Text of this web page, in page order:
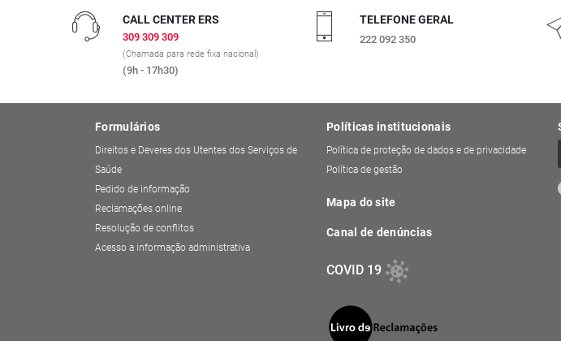
CALL CENTER ERS
309 309 309
(Chamada para rede fixa nacional)
(9h - 17h30)
TELEFONE GERAL
222 092 350
Formulários
Direitos e Deveres dos Utentes dos Serviços de
Saúde
Pedido de informação
Reclamações online
Resolução de conflitos
Acesso a informação administrativa
Políticas institucionais
Política de proteção de dados e de privacidade
Política de gestão
Mapa do site
Canal de denúncias
COVID 19